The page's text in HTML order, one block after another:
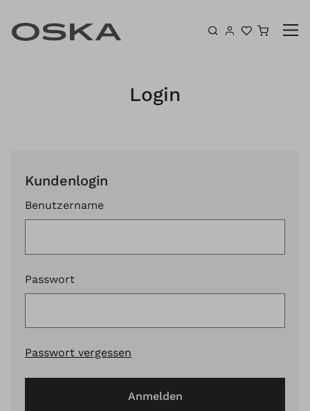
Login
Kundenlogin
Benutzername
Passwort
Passwort vergessen
Anmelden